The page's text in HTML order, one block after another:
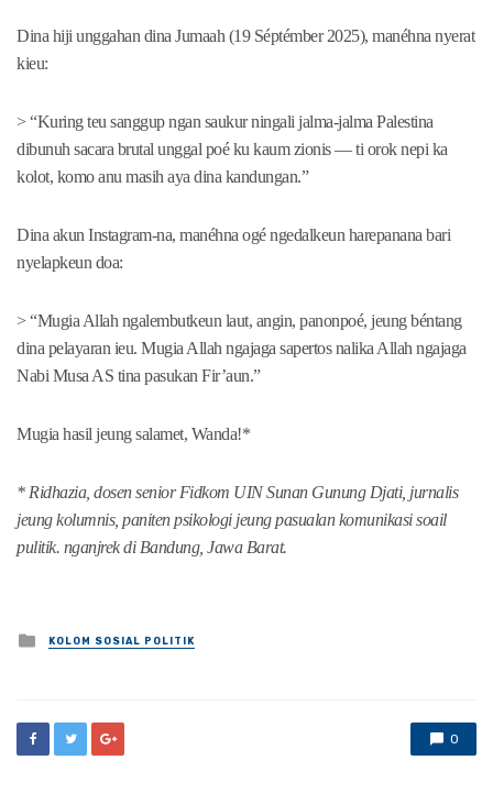
Dina hiji unggahan dina Jumaah (19 Séptémber 2025), manéhna nyerat
kieu:
> “Kuring teu sanggup ngan saukur ningali jalma-jalma Palestina
dibunuh sacara brutal unggal poé ku kaum zionis — ti orok nepi ka
kolot, komo anu masih aya dina kandungan.”
Dina akun Instagram-na, manéhna ogé ngedalkeun harepanana bari
nyelapkeun doa:
> “Mugia Allah ngalembutkeun laut, angin, panonpoé, jeung béntang
dina pelayaran ieu. Mugia Allah ngajaga sapertos nalika Allah ngajaga
Nabi Musa AS tina pasukan Fir’aun.”
Mugia hasil jeung salamet, Wanda!*
* Ridhazia, dosen senior Fidkom UIN Sunan Gunung Djati, jurnalis
jeung kolumnis, paniten psikologi jeung pasualan komunikasi soail
pulitik. nganjrek di Bandung, Jawa Barat.
Posted
KOLOM SOSIAL POLITIK
0